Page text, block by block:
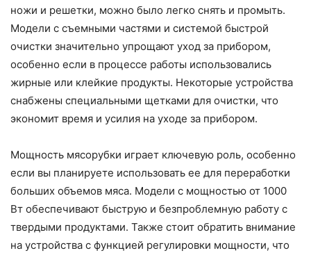
ножи и решетки, можно было легко снять и промыть.
Модели с съемными частями и системой быстрой
очистки значительно упрощают уход за прибором,
особенно если в процессе работы использовались
жирные или клейкие продукты. Некоторые устройства
снабжены специальными щетками для очистки, что
экономит время и усилия на уходе за прибором.
Мощность мясорубки играет ключевую роль, особенно
если вы планируете использовать ее для переработки
больших объемов мяса. Модели с мощностью от 1000
Вт обеспечивают быструю и безпроблемную работу с
твердыми продуктами. Также стоит обратить внимание
на устройства с функцией регулировки мощности, что